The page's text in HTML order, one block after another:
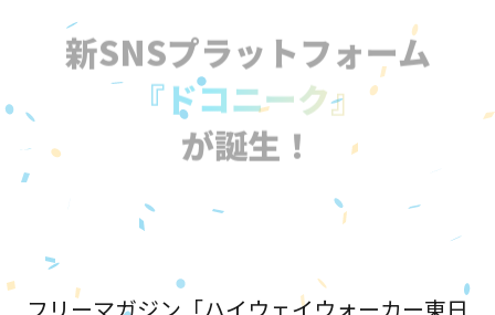
新SNSプラットフォーム
『ドコニーク』
が誕生！